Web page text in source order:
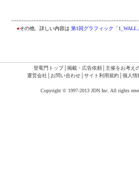
●その他、詳しい内容は 第1回グラフィック「1_WALL
登竜門トップ│ 掲載・広告依頼
主催をお考え
運営会社│ お問い合わせ│ サイト利用規約│ 個人情
Copyright © 1997-2013 JDN Inc. All rights